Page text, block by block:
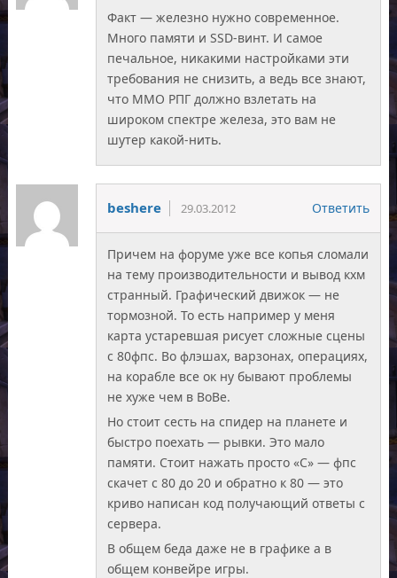
Факт — железно нужно современное.
Много памяти и SSD-винт. И самое
печальное, никакими настройками эти
требования не снизить, а ведь все знают,
что ММО РПГ должно взлетать на
широком спектре железа, это вам не
шутер какой-нить.
beshere 29.03.2012 Ответить
Причем на форуме уже все копья сломали
на тему производительности и вывод кхм
странный. Графический движок — не
тормозной. То есть например у меня
карта устаревшая рисует сложные сцены
с 80фпс. Во флэшах, варзонах, операциях,
на корабле все ок ну бывают проблемы
не хуже чем в ВоВе.
Но стоит сесть на спидер на планете и
быстро поехать — рывки. Это мало
памяти. Стоит нажать просто «C» — фпс
скачет с 80 до 20 и обратно к 80 — это
криво написан код получающий ответы с
сервера.
В общем беда даже не в графике а в
общем конвейре игры.